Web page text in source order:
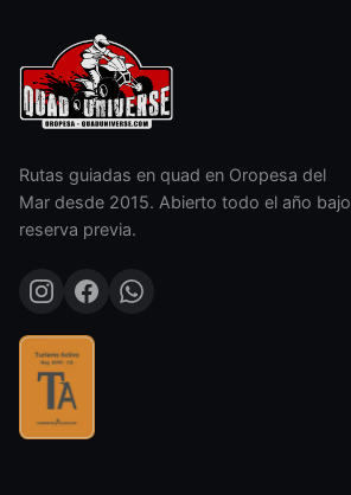
Rutas guiadas en quad en Oropesa del
Mar desde 2015. Abierto todo el año bajo
reserva previa.